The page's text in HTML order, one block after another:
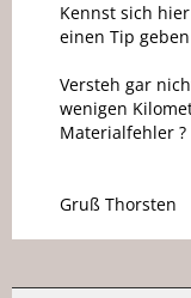
Kennst sich
einen Tip geben
Versteh gar
wenigen
Materialfehler ?
Gruß Thorsten